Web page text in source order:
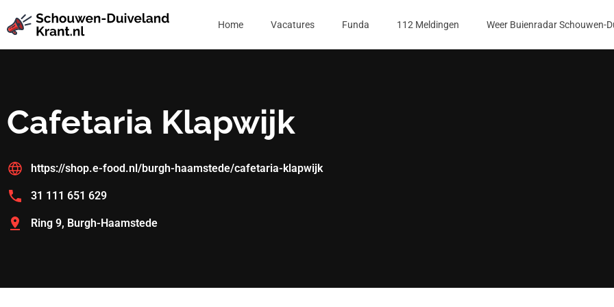
Home Vacatures Funda 112 Meldingen Weer Buienradar Schouwen-
Cafetaria Klapwijk
https://shop.e-food.nl/burgh-haamstede/cafetaria-klapwijk
31 111 651 629
Ring 9, Burgh-Haamstede